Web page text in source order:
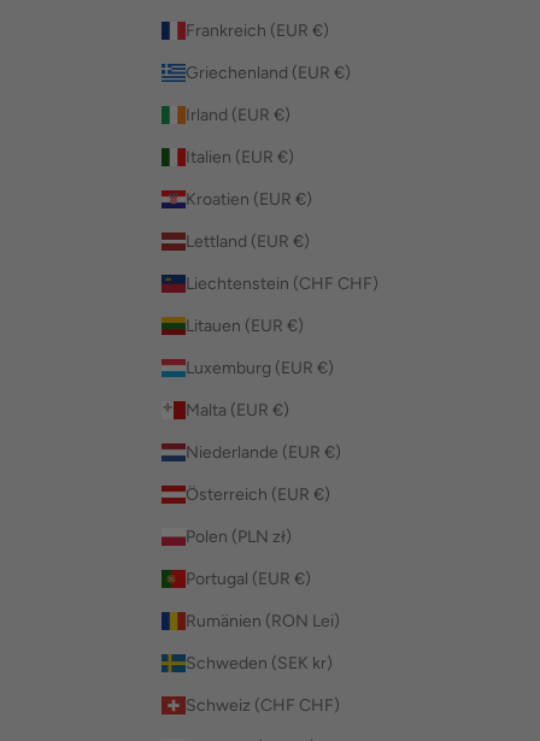
Frankreich (EUR €)
Griechenland (EUR €)
Irland (EUR €)
Italien (EUR €)
Kroatien (EUR €)
Lettland (EUR €)
Liechtenstein (CHF CHF)
Litauen (EUR €)
Luxemburg (EUR €)
Malta (EUR €)
Niederlande (EUR €)
Österreich (EUR €)
Polen (PLN zł)
Portugal (EUR €)
Rumänien (RON Lei)
Schweden (SEK kr)
Schweiz (CHF CHF)